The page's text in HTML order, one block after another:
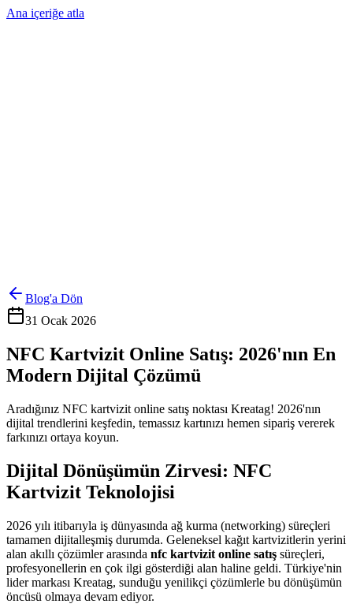
Ana içeriğe atla
Blog'a Dön
31 Ocak 2026
NFC Kartvizit Online Satış: 2026'nın En
Modern Dijital Çözümü
Aradığınız NFC kartvizit online satış noktası Kreatag! 2026'nın
dijital trendlerini keşfedin, temassız kartınızı hemen sipariş vererek
farkınızı ortaya koyun.
Dijital Dönüşümün Zirvesi: NFC
Kartvizit Teknolojisi
2026 yılı itibarıyla iş dünyasında ağ kurma (networking) süreçleri
tamamen dijitalleşmiş durumda. Geleneksel kağıt kartvizitlerin yerini
alan akıllı çözümler arasında nfc kartvizit online satış süreçleri,
profesyonellerin en çok ilgi gösterdiği alan haline geldi. Türkiye'nin
lider markası Kreatag, sunduğu yenilikçi çözümlerle bu dönüşümün
öncüsü olmaya devam ediyor.